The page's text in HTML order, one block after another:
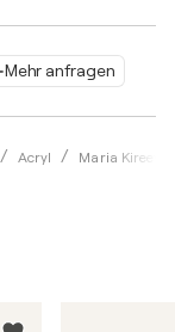
Mehr anfragen
Acryl Maria Kireev